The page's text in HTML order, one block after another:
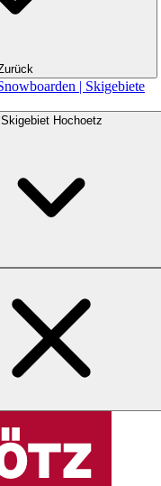
| Skigebiete
Skigebiet Hochoetz